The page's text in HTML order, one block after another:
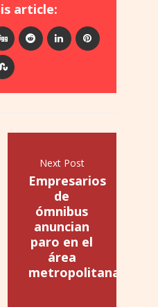
article:
Next Post
Empresarios
de
ómnibus
anuncian
paro en el
área
metropolitana